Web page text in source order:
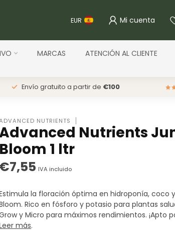
EUR Mi cuenta
MARCAS
ATENCIÓN AL CLIENTE
Envío gratuito a partir de €100
NUTRIENTS
Nutrients
Bloom 1 ltr
€7,55 IVA incluido
la floración óptima en hidroponía, coco
Rico en fósforo y potasio para plantas
y Micro para máximos rendimientos. ¡Apto
más.